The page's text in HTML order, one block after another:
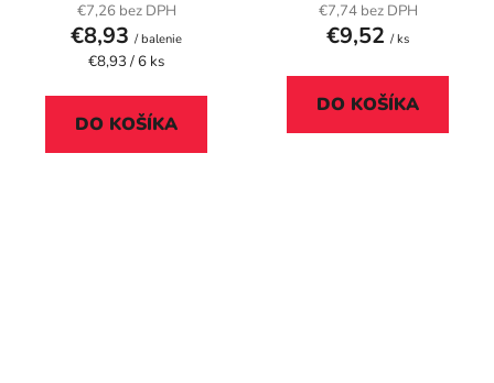
€7,26 bez DPH
€8,93 / balenie
Jednotková
€8,93 / 6 ks
DO KOŠÍKA
€7,74 bez DPH
€9,52 / ks
DO KOŠÍKA